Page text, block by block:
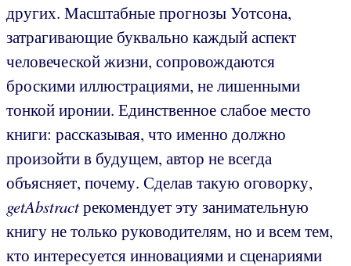
других. Масштабные прогнозы Уотсона,
затрагивающие буквально каждый аспект
человеческой жизни, сопровождаются
броскими иллюстрациями, не лишенными
тонкой иронии. Единственное слабое место
книги: рассказывая, что именно должно
произойти в будущем, автор не всегда
объясняет, почему. Сделав такую оговорку,
getAbstractрекомендует эту занимательную
книгу не только руководителям, но и всем тем,
кто интересуется инновациями и сценариями